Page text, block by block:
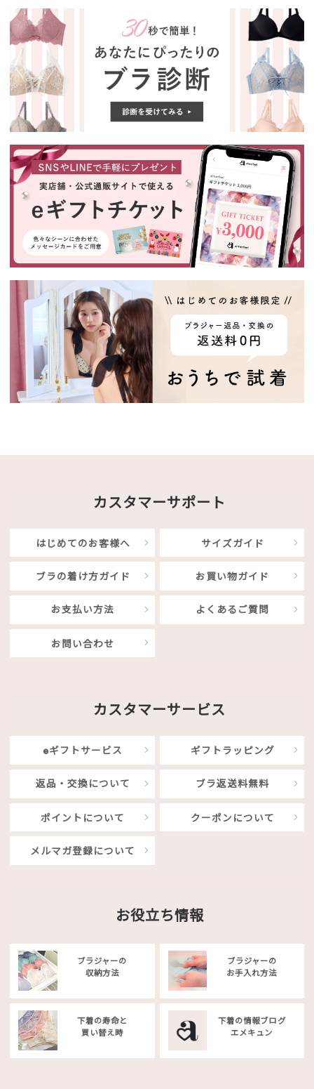
カスタマーサポート
はじめてのお客様へ サイズガイド
ブラの着け方ガイド お買い物ガイド
お支払い方法 よくあるご質問
お問い合わせ
カスタマーサービス
eギフトサービス ギフトラッピング
返品・交換について ブラ返送料無料
ポイントについて クーポンについて
メルマガ登録について
お役立ち情報
ブラジャーの
収納方法
ブラジャーの
お手入れ方法
下着の寿命と
買い替え時
下着の情報ブログ
エメキュン